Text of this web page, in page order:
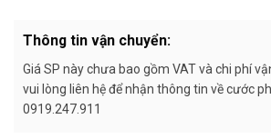
Thông tin vận chuyển:
Giá SP này chưa bao gồm VAT và chi phí
vui lòng liên hệ để nhận thông tin về cước
0919.247.911